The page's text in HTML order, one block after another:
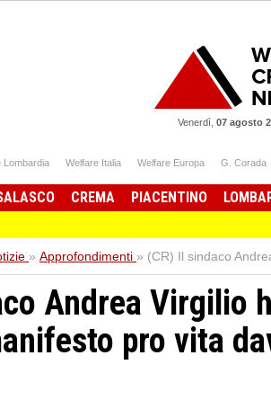
Venerdì, 07 agosto
Lombardia Welfare Italia Welfare Europa G. Corada
CREMA PIACENTINO
» Approfondimenti » (CR) Il sindaco
Andrea Virgilio
pro vita